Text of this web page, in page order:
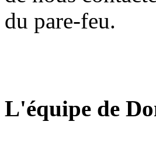
du pare-feu.
L'équipe de